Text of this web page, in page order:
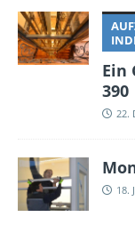
Ein
390
22.
18.